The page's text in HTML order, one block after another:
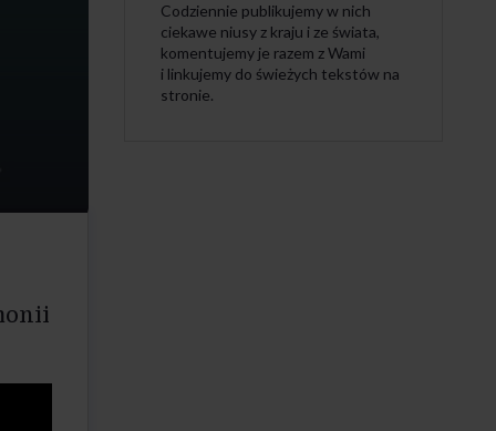
Codziennie publikujemy w nich
ciekawe niusy z kraju i ze świata,
komentujemy je razem z Wami
i linkujemy do świeżych tekstów na
stronie.